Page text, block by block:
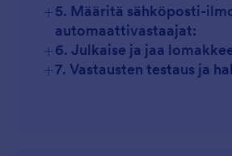
+5. Määritä sähköposti-
automaattivastaajat:
+6. Julkaise ja jaa
+7. Vastausten testaus ja